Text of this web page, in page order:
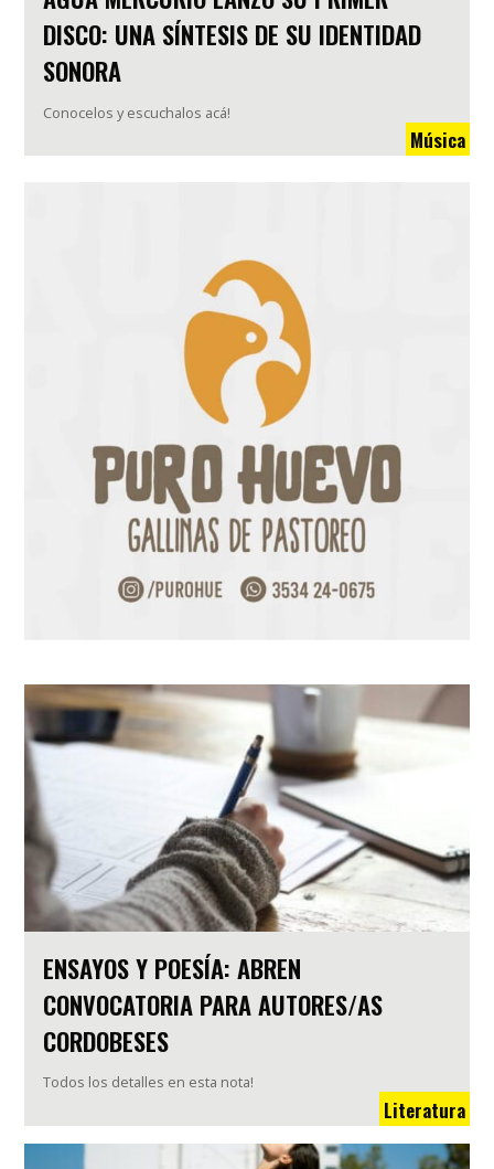
DISCO: UNA SÍNTESIS DE SU IDENTIDAD
SONORA
Conocelos y escuchalos acá!
Música
ENSAYOS Y POESÍA: ABREN
CONVOCATORIA PARA AUTORES/AS
CORDOBESES
Todos los detalles en esta nota!
Literatura